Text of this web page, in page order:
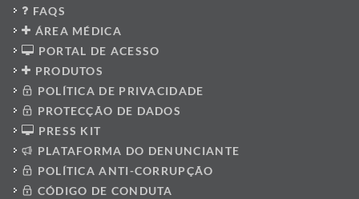
FAQS
ÁREA MÉDICA
PORTAL DE ACESSO
PRODUTOS
POLÍTICA DE PRIVACIDADE
PROTECÇÃO DE DADOS
PRESS KIT
PLATAFORMA DO DENUNCIANTE
POLÍTICA ANTI-CORRUPÇÃO
CÓDIGO DE CONDUTA